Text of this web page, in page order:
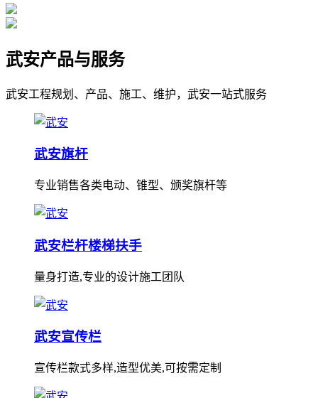
武安产品与服务
武安工程规划、产品、施工、维护，武安一站式服务
武安旗杆
专业销售各类电动、锥型、颁奖旗杆等
武安栏杆楼梯扶手
量身打造,专业的设计施工团队
武安宣传栏
宣传栏款式多样,造型优美,可按需定制